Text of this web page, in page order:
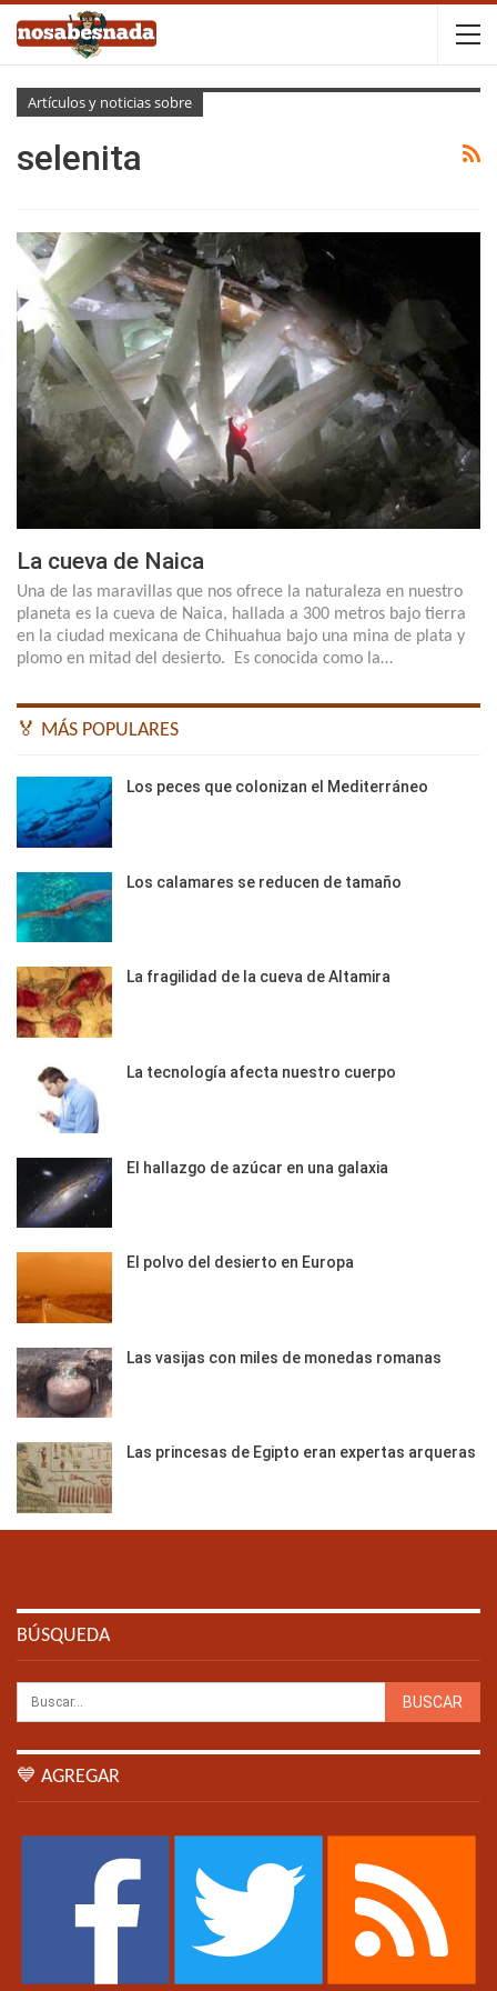
Artículos y noticias sobre
selenita
La cueva de Naica
Una de las maravillas que nos ofrece la naturaleza en nuestro
planeta es la cueva de Naica, hallada a 300 metros bajo tierra
en la ciudad mexicana de Chihuahua bajo una mina de plata y
plomo en mitad del desierto. Es conocida como la…
🏅 MÁS POPULARES
Los peces que colonizan el Mediterráneo
Los calamares se reducen de tamaño
La fragilidad de la cueva de Altamira
La tecnología afecta nuestro cuerpo
El hallazgo de azúcar en una galaxia
El polvo del desierto en Europa
Las vasijas con miles de monedas romanas
Las princesas de Egipto eran expertas arqueras
BÚSQUEDA
💙 AGREGAR